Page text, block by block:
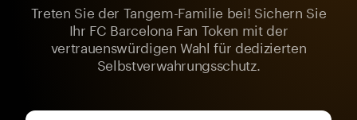
Treten Sie der Tangem-Familie bei! Sichern Sie
Ihr FC Barcelona Fan Token mit der
vertrauenswürdigen Wahl für dedizierten
Selbstverwahrungsschutz.